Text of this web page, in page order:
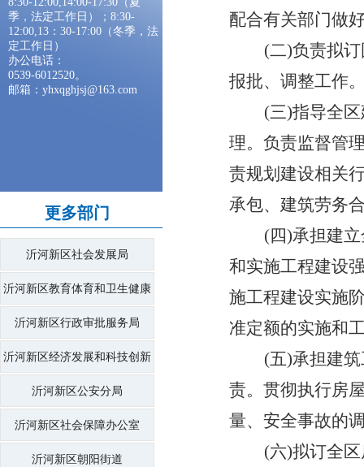
季，法定工作日）；8:30-
12:00,13：30-17:00（冬季，法
定工作日）
办公电话：
0539-6012520。
邮箱：yhxqghjsj@163.com
更多部门
沂河新区社会发展局
沂河新区教育体育和卫生健康
局
沂河新区行政审批服务局
沂河新区经济发展和科技创新
局
沂河新区公安分局
沂河新区社会保障办公室
沂河新区朝阳街道
配合有关部门做
(二)负责拟
报批、调整工作
(三)指导全区
理。负责监督管
责规划建设相关
承包、建筑劳务
(四)承担建立
和实施工程建设
施工程建设实施
准定额的实施和
(五)承担建筑
责。贯彻执行房
量、安全事故的
(六)拟订全区